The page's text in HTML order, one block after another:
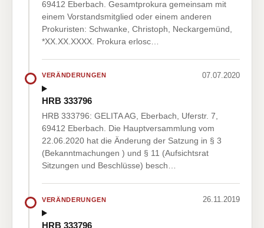
69412 Eberbach. Gesamtprokura gemeinsam mit
einem Vorstandsmitglied oder einem anderen
Prokuristen: Schwanke, Christoph, Neckargemünd,
*XX.XX.XXXX. Prokura erlosc…
VERÄNDERUNGEN 07.07.2020
HRB 333796
HRB 333796: GELITA AG, Eberbach, Uferstr. 7,
69412 Eberbach. Die Hauptversammlung vom
22.06.2020 hat die Änderung der Satzung in § 3
(Bekanntmachungen ) und § 11 (Aufsichtsrat
Sitzungen und Beschlüsse) besch…
VERÄNDERUNGEN 26.11.2019
HRB 333796